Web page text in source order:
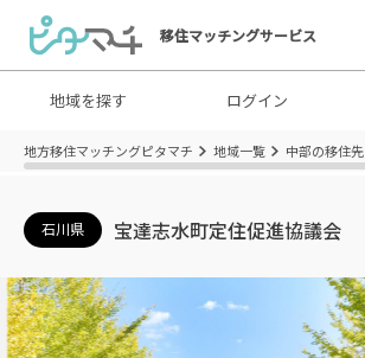
移住マッチングサービス
地域を探す ログイン
地方移住マッチングピタマチ 地域一覧 中部の移住先
石川県 宝達志水町定住促進協議会